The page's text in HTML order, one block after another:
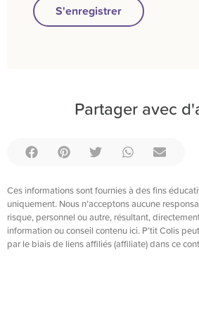
S'enregistrer
Partager avec
Ces informations sont fournies à des fins
uniquement. Nous n’acceptons aucune
risque, personnel ou autre, résultant,
information ou conseil contenu ici. P’tit Colis
par le biais de liens affiliés (affiliate) dans ce